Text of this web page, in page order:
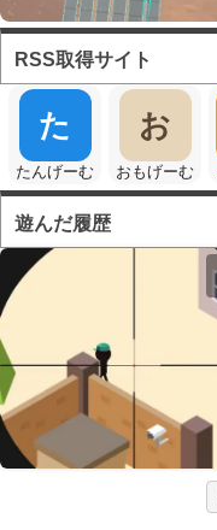
RSS取得サイト
た
たんげーむ
お
おもげーむ
遊んだ履歴